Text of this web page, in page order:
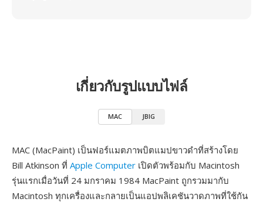
เกี่ยวกับรูปแบบไฟล์
MAC JBIG
MAC (MacPaint) เป็นฟอร์แมตภาพบิตแมปขาวดำที่สร้างโดย
Bill Atkinson ที่ Apple Computer เปิดตัวพร้อมกับ Macintosh
รุ่นแรกเมื่อวันที่ 24 มกราคม 1984 MacPaint ถูกรวมมากับ
Macintosh ทุกเครื่องและกลายเป็นแอปพลิเคชันวาดภาพที่ใช้กัน